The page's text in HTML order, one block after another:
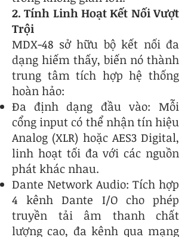
2. Tính Linh Hoạt Kết Nối Vượt
Trội
MDX-48 sở hữu bộ kết nối đa
dạng hiếm thấy, biến nó thành
trung tâm tích hợp hệ thống
hoàn hảo:
Đa định dạng đầu vào: Mỗi
cổng input có thể nhận tín hiệu
Analog (XLR) hoặc AES3 Digital,
linh hoạt tối đa với các nguồn
phát khác nhau.
Dante Network Audio: Tích hợp
4 kênh Dante I/O cho phép
truyền tải âm thanh chất
lượng cao, đa kênh qua mạng